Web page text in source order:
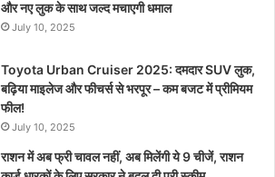
और नए लुक के साथ जल्द मचाएगी धमाल
July 10, 2025
Toyota Urban Cruiser 2025: दमदार SUV लुक,
बढ़िया माइलेज और फीचर्स से भरपूर – कम बजट में प्रीमियम
फील!
July 10, 2025
राशन में अब फ्री चावल नहीं, अब मिलेंगी ये 9 चीजें, राशन